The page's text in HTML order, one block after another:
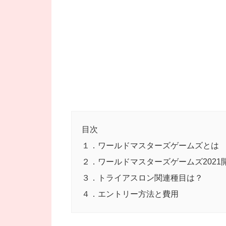
目次
１．ワールドマスターズゲームズとは
２．ワールドマスターズゲームズ2021
３．トライアスロン関連種目は？
４．エントリー方法と費用